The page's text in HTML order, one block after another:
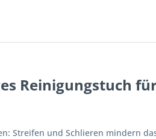
Reinigungstuch
Streifen und Schlieren mindern